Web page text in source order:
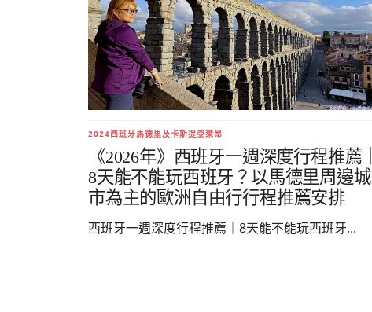
2024西班牙馬德里及卡斯提亞萊昂
《2026年》西班牙一週深度行程推薦｜
8天能不能玩西班牙？以馬德里周邊城
市為主的歐洲自由行行程推薦安排
西班牙一週深度行程推薦｜8天能不能玩西班牙...